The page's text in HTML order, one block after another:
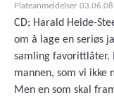
Plateanmeldelser
CD; Harald Heide-
om å lage en seriøs
samling favorittlåter.
mannen, som vi ikke
Men en som skal